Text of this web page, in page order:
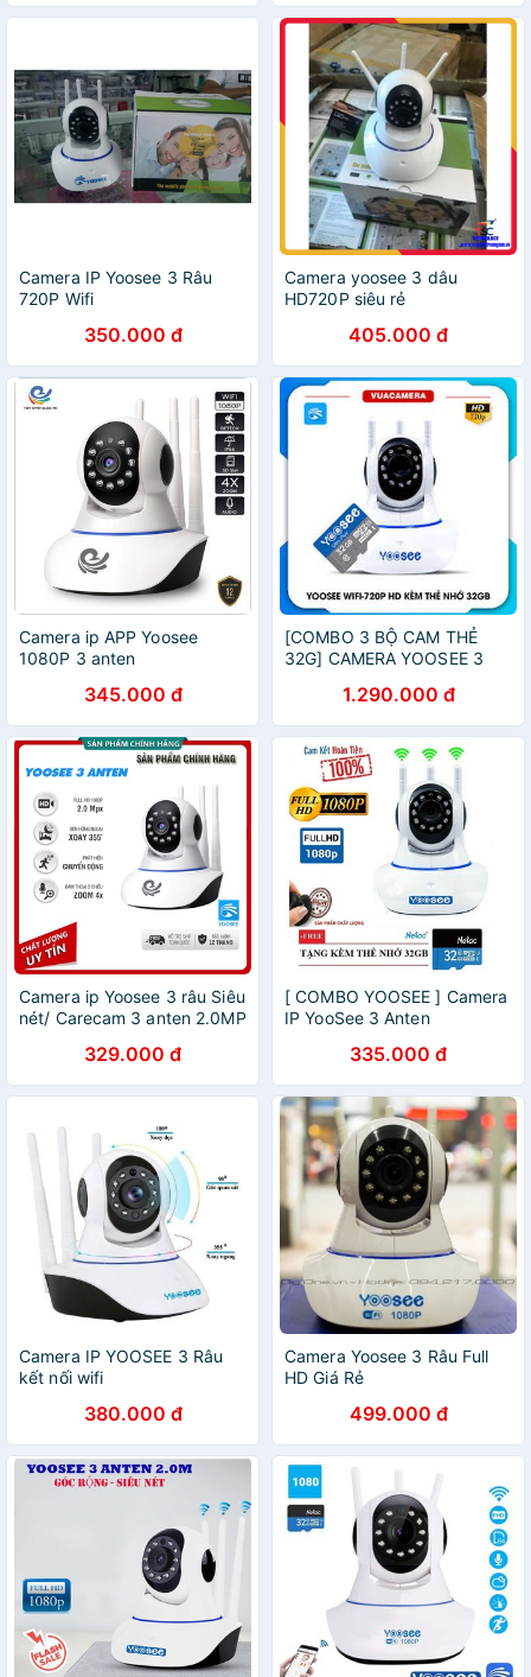
Camera IP Yoosee 3 Râu
720P Wifi
350.000 đ
Camera yoosee 3 dâu
HD720P siêu rẻ
405.000 đ
Camera ip APP Yoosee
1080P 3 anten
345.000 đ
[COMBO 3 BỘ CAM THẺ
32G] CAMERA YOOSEE 3
1.290.000 đ
Camera ip Yoosee 3 râu Siêu
nét/ Carecam 3 anten 2.0MP
329.000 đ
[ COMBO YOOSEE ] Camera
IP YooSee 3 Anten
THẺ 32GB335.000 đ
Camera IP YOOSEE 3 Râu
kết nối wifi
380.000 đ
Camera Yoosee 3 Râu Full
HD Giá Rẻ
499.000 đ